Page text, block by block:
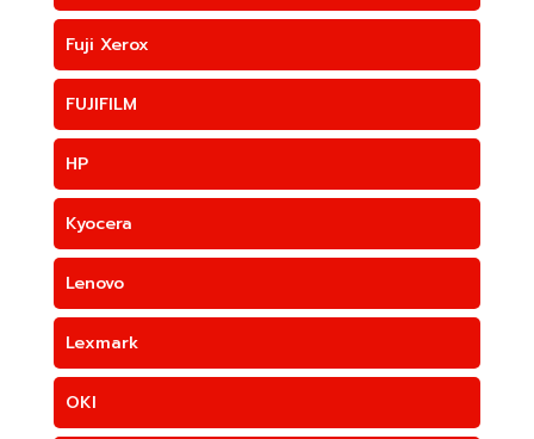
Fuji Xerox
FUJIFILM
HP
Kyocera
Lenovo
Lexmark
OKI